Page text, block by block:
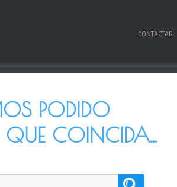
CONTACTAR
PODIDO
COINCIDA...